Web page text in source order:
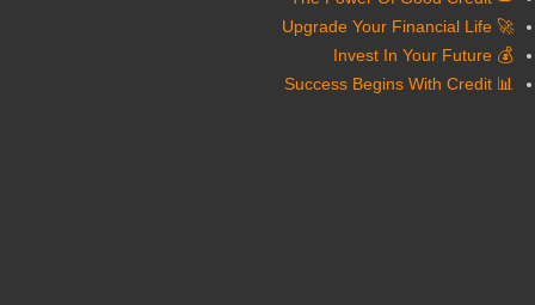
🚀 Upgrade Your Financial Life
💰 Invest In Your Future
📊 Success Begins With Credit